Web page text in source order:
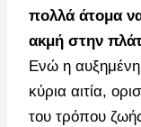
πολλά άτομα
ακμή στην
Ενώ η
κύρια αιτία,
του τρόπου